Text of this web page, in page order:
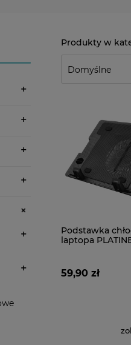
Podstawka
laptopa
59,90 zł